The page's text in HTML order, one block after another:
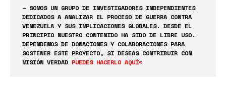
— SOMOS UN GRUPO DE INVESTIGADORES INDEPENDIENTES
DEDICADOS A ANALIZAR EL PROCESO DE GUERRA CONTRA
VENEZUELA Y SUS IMPLICACIONES GLOBALES. DESDE EL
PRINCIPIO NUESTRO CONTENIDO HA SIDO DE LIBRE USO.
DEPENDEMOS DE DONACIONES Y COLABORACIONES PARA
SOSTENER ESTE PROYECTO, SI DESEAS CONTRIBUIR CON
MISIÓN VERDAD PUEDES HACERLO AQUÍ<